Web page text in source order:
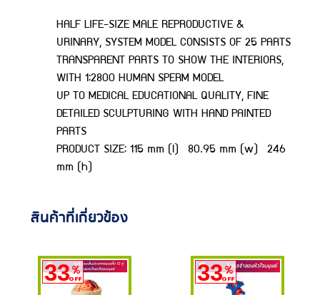
HALF LIFE-SIZE MALE REPRODUCTIVE &
URINARY, SYSTEM MODEL CONSISTS OF 25 PARTS
TRANSPARENT PARTS TO SHOW THE INTERIORS,
WITH 1:2800 HUMAN SPERM MODEL
UP TO MEDICAL EDUCATIONAL QUALITY, FINE
DETAILED SCULPTURING WITH HAND PAINTED
PARTS
PRODUCT SIZE: 115 mm (l) 80.95 mm (w) 246
mm (h)
สินค้าที่เกี่ยวข้อง
33%
OFF 33%
OFF